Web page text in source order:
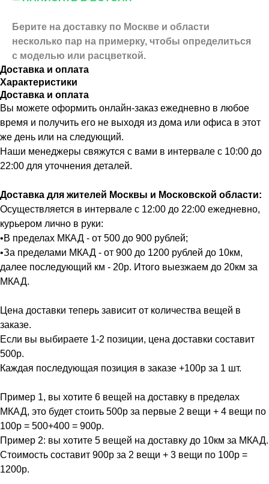
Берите на доставку по Москве и области
несколько пар на примерку, чтобы определиться
с моделью или расцветкой.
Доставка и оплата
Характеристики
Доставка и оплата
Вы можете оформить онлайн-заказ ежедневно в любое
время и получить его не выходя из дома или офиса в этот
же день или на следующий.
Наши менеджеры свяжутся с вами в интервале с 10:00 до
22:00 для уточнения деталей.
Доставка для жителей Москвы и Московской области:
Осуществляется в интервале с 12:00 до 22:00 ежедневно,
курьером лично в руки:
•В пределах МКАД - от 500 до 900 рублей;
•За пределами МКАД - от 900 до 1200 рублей до 10км,
далее последующий км - 20р. Итого выезжаем до 20км за
МКАД.
Цена доставки теперь зависит от количества вещей в
заказе.
Если вы выбираете 1-2 позиции, цена доставки составит
500р.
Каждая последующая позиция в заказе +100р за 1 шт.
Пример 1, вы хотите 6 вещей на доставку в пределах
МКАД, это будет стоить 500р за первые 2 вещи + 4 вещи по
100р = 500+400 = 900р.
Пример 2: вы хотите 5 вещей на доставку до 10км за МКАД.
Стоимость составит 900р за 2 вещи + 3 вещи по 100р =
1200р.